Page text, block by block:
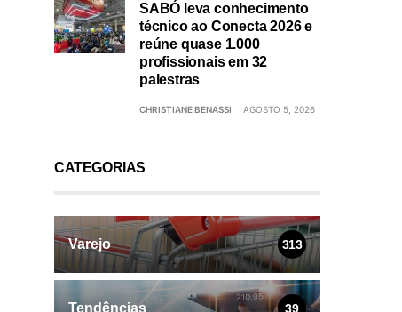
SABÓ leva conhecimento
técnico ao Conecta 2026 e
reúne quase 1.000
profissionais em 32
palestras
CHRISTIANE BENASSI AGOSTO 5, 2026
CATEGORIAS
Varejo 313
Tendências 39